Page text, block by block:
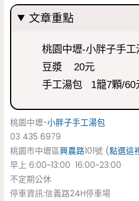
文章重點
桃園中壢-小胖子手工
豆漿 20元
手工湯包 1籠7顆/60
桃園中壢-小胖子手工湯包
03 435 6979
桃園市中壢區興農路101號 (點選這
早上 6:00~13:00 16:00~23:00
不定期公休
停車資訊:信義路24H停車場